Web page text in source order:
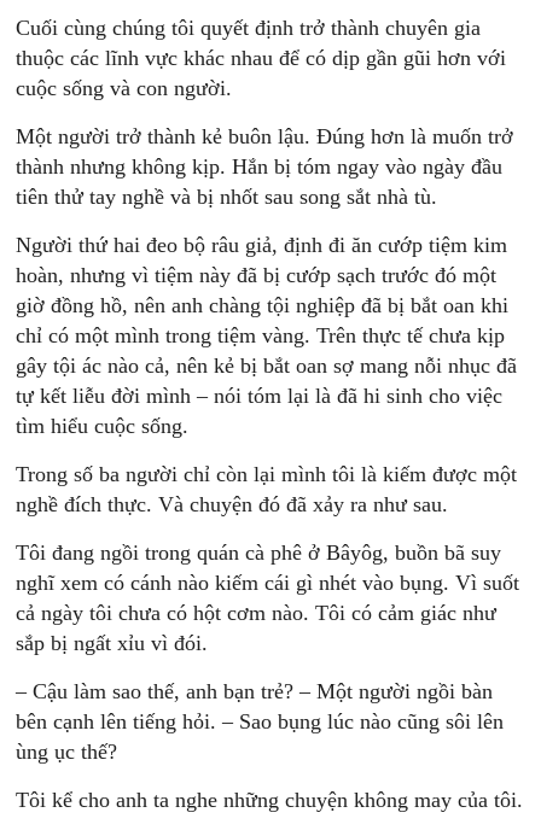
Cuối cùng chúng tôi quyết định trở thành chuyên gia
thuộc các lĩnh vực khác nhau để có dịp gần gũi hơn với
cuộc sống và con người.
Một người trở thành kẻ buôn lậu. Đúng hơn là muốn trở
thành nhưng không kịp. Hắn bị tóm ngay vào ngày đầu
tiên thử tay nghề và bị nhốt sau song sắt nhà tù.
Người thứ hai đeo bộ râu giả, định đi ăn cướp tiệm kim
hoàn, nhưng vì tiệm này đã bị cướp sạch trước đó một
giờ đồng hồ, nên anh chàng tội nghiệp đã bị bắt oan khi
chỉ có một mình trong tiệm vàng. Trên thực tế chưa kịp
gây tội ác nào cả, nên kẻ bị bắt oan sợ mang nỗi nhục đã
tự kết liễu đời mình – nói tóm lại là đã hi sinh cho việc
tìm hiểu cuộc sống.
Trong số ba người chỉ còn lại mình tôi là kiếm được một
nghề đích thực. Và chuyện đó đã xảy ra như sau.
Tôi đang ngồi trong quán cà phê ở Bâyôg, buồn bã suy
nghĩ xem có cánh nào kiếm cái gì nhét vào bụng. Vì suốt
cả ngày tôi chưa có hột cơm nào. Tôi có cảm giác như
sắp bị ngất xỉu vì đói.
– Cậu làm sao thế, anh bạn trẻ? – Một người ngồi bàn
bên cạnh lên tiếng hỏi. – Sao bụng lúc nào cũng sôi lên
ùng ục thế?
Tôi kể cho anh ta nghe những chuyện không may của tôi.